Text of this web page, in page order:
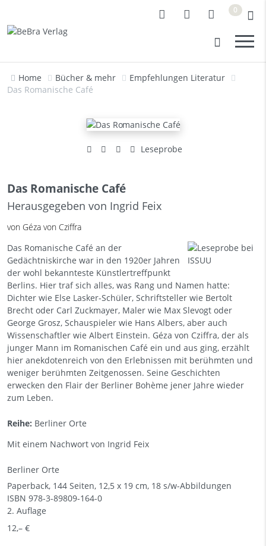
0
Home Bücher & mehr
Empfehlungen Literatur
Das Romanische Café
Leseprobe
Das Romanische Café
Herausgegeben von Ingrid Feix
von Géza von Cziffra
Das Romanische Café an der
Gedächtniskirche war in den 1920er Jahren
der wohl bekannteste Künstlertreffpunkt
Berlins. Hier traf sich alles, was Rang und Namen hatte:
Dichter wie Else Lasker-Schüler, Schriftsteller wie Bertolt
Brecht oder Carl Zuckmayer, Maler wie Max Slevogt oder
George Grosz, Schauspieler wie Hans Albers, aber auch
Wissenschaftler wie Albert Einstein. Géza von Cziffra, der als
junger Mann im Romanischen Café ein und aus ging, erzählt
hier anekdotenreich von den Erlebnissen mit berühmten und
weniger berühmten Zeitgenossen. Seine Geschichten
erwecken den Flair der Berliner Bohème jener Jahre wieder
zum Leben.
Reihe: Berliner Orte
Mit einem Nachwort von Ingrid Feix
Berliner Orte
Paperback, 144 Seiten, 12,5 x 19 cm, 18 s/w-Abbildungen
ISBN 978-3-89809-164-0
2. Auflage
12,– €